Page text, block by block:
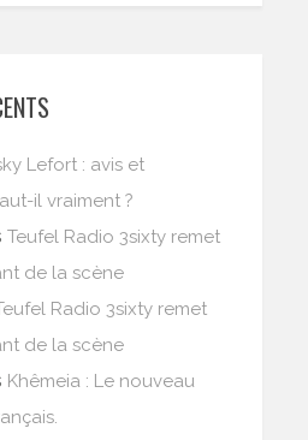
Lefort : avis et
il vraiment ?
Teufel Radio 3sixty remet
de la scène
Radio 3sixty remet
de la scène
Khêmeia : Le nouveau